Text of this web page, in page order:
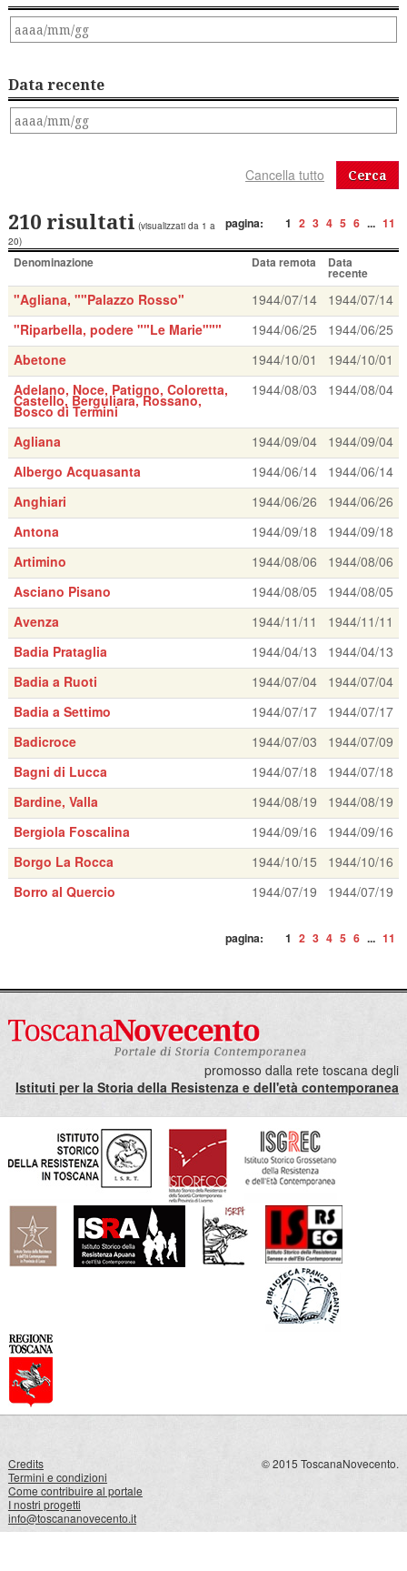
Data recente
Cerca
pagina: 1 2 3 4 5 6 ... 11
210 risultati (visualizzati da 1 a
20)
Denominazione Data remota Data
recente
"Agliana, ""Palazzo Rosso" 1944/07/14
1944/07/14
"Riparbella, podere ""Le Marie"""
1944/06/25
1944/06/25
Abetone
1944/10/01
1944/10/01
Adelano, Noce, Patigno, Coloretta,
Castello, Berguliara, Rossano,
Bosco di Termini
1944/08/03 1944/08/04
Agliana 1944/09/04
1944/09/04
Albergo Acquasanta
1944/06/14
1944/06/14
Anghiari
1944/06/26
1944/06/26
Antona
1944/09/18
1944/09/18
Artimino
1944/08/06
1944/08/06
Asciano Pisano
1944/08/05
1944/08/05
Avenza
1944/11/11
1944/11/11
Badia Prataglia
1944/04/13
1944/04/13
Badia a Ruoti
1944/07/04
1944/07/04
Badia a Settimo
1944/07/17
1944/07/17
Badicroce
1944/07/03
1944/07/09
Bagni di Lucca
1944/07/18
1944/07/18
Bardine, Valla
1944/08/19
1944/08/19
Bergiola Foscalina
1944/09/16
1944/09/16
Borgo La Rocca
1944/10/15
1944/10/16
Borro al Quercio
1944/07/19 1944/07/19
pagina: 1 2 3 4 5 6 ... 11
promosso dalla rete toscana degli
Istituti per la Storia della Resistenza e dell'età contemporanea
Credits
Termini e condizioni
Come contribuire al portale
I nostri progetti
info@toscananovecento.it
© 2015 ToscanaNovecento.